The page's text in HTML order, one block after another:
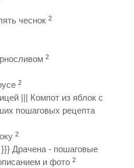
чеснок 2
2
2
||| Компот из яблок с
пошаговых рецепта
2
Драчена - пошаговые
и фото 2